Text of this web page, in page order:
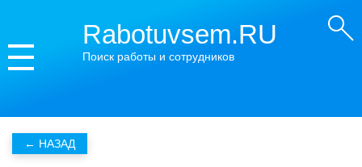
Rabotuvsem.RU
Поиск работы и сотрудников